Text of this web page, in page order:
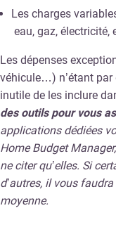
Les charges
eau, gaz,
Les dépenses
véhicule…) n’étant
inutile de les inclure
des outils pour vous
applications dédiées
Home Budget
ne citer qu’elles. Si
d’autres, il vous
moyenne.